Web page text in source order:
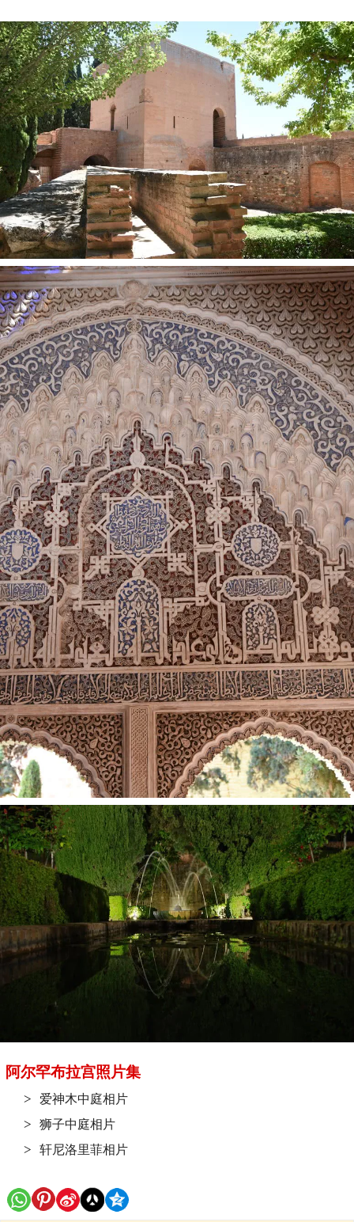
阿尔罕布拉宫照片集
爱神木中庭相片
狮子中庭相片
轩尼洛里菲相片